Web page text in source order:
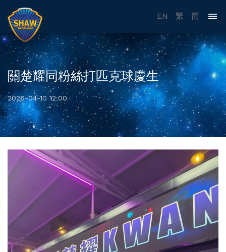
EN 繁 简
關楚耀同粉絲打匹克球慶生
2026-04-10 12:00